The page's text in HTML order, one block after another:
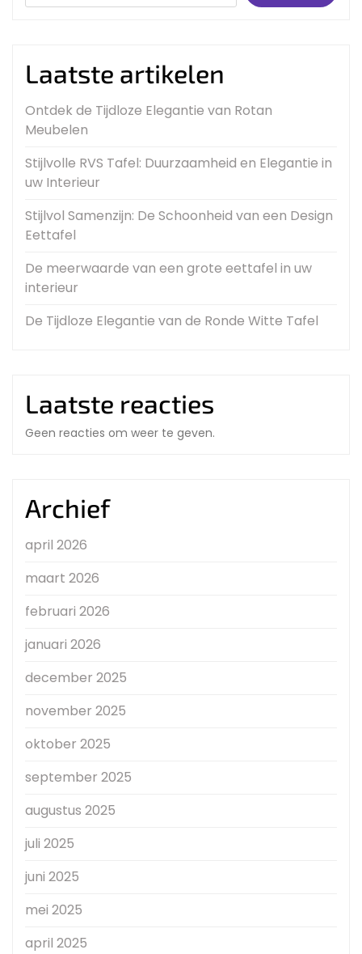
Laatste artikelen
Ontdek de Tijdloze Elegantie van Rotan
Meubelen
Stijlvolle RVS Tafel: Duurzaamheid en Elegantie in
uw Interieur
Stijlvol Samenzijn: De Schoonheid van een Design
Eettafel
De meerwaarde van een grote eettafel in uw
interieur
De Tijdloze Elegantie van de Ronde Witte Tafel
Laatste reacties
Geen reacties om weer te geven.
Archief
april 2026
maart 2026
februari 2026
januari 2026
december 2025
november 2025
oktober 2025
september 2025
augustus 2025
juli 2025
juni 2025
mei 2025
april 2025